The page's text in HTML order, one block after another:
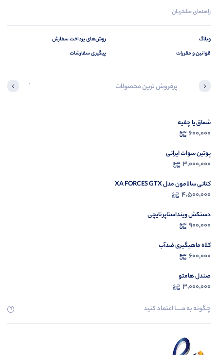
راهنمای مشتریان
وبلاگ
قوانین و مقررات
روش‌های پرداخت سفارش
پیگیری سفارشات
پرفروش ترین محصولات آخرین
شماق یا چفیه
600,000
پوتین سوات ایرانی
3,000,000
کتانی سالامون مدل XA FORCES GTX
4,500,000
دستکش وینداستاپر تایچی
900,000
کلاه ماهیگیری ضدآب
600,000
صندل هامتو
3,000,000
چگونه به مــــــا اعتماد کنید